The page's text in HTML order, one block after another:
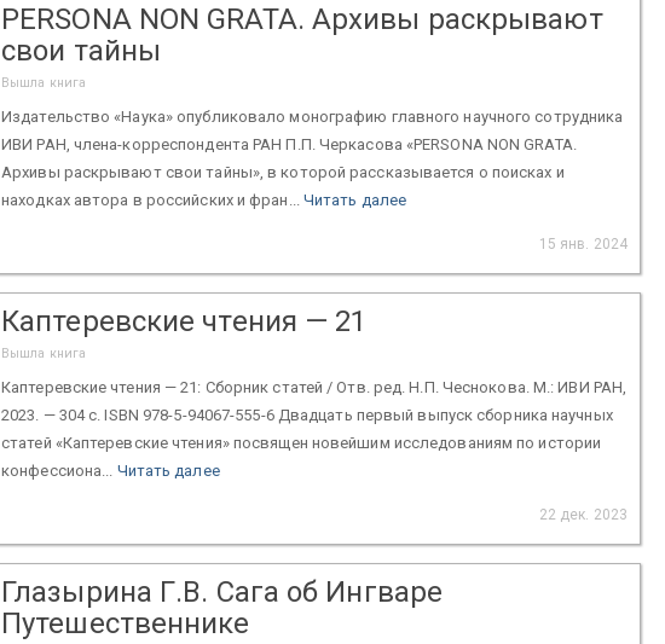
PERSONA NON GRATA. Архивы раскрывают
свои тайны
Вышла книга
Издательство «Наука» опубликовало монографию главного научного сотрудника
ИВИ РАН, члена-корреспондента РАН П.П. Черкасова «PERSONA NON GRATA.
Архивы раскрывают свои тайны», в которой рассказывается о поисках и
находках автора в российских и фран... Читать далее
15 янв. 2024
Каптеревские чтения — 21
Вышла книга
Каптеревские чтения — 21: Сборник статей / Отв. ред. Н.П. Чеснокова. М.: ИВИ РАН,
2023. — 304 с. ISBN 978-5-94067-555-6 Двадцать первый выпуск сборника научных
статей «Каптеревские чтения» посвящен новейшим исследованиям по истории
конфессиона... Читать далее
22 дек. 2023
Глазырина Г.В. Сага об Ингваре
Путешественнике